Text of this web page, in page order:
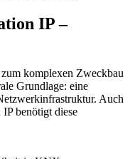
IP –
komplexen Zweckbau
Grundlage: eine
Auch
benötigt diese